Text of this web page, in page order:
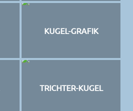
KUGEL-GRAFIK
TRICHTER-KUGEL